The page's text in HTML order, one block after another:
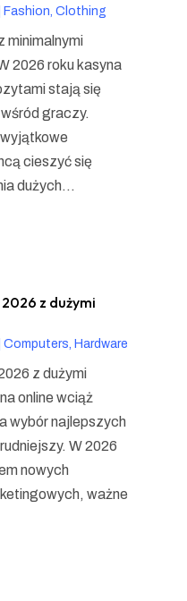
Fashion, Clothing
minimalnymi
2026 roku kasyna
stają się
graczy.
cieszyć się
dużych...
z dużymi
Computers, Hardware
z dużymi
online wciąż
wybór najlepszych
W 2026
nowych
ważne